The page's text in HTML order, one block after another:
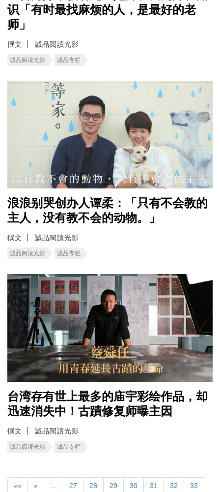
识「有时最找麻烦的人，是最好的老
师」
撰文 誠品閱讀光影
诚品阅读光影 诚品专栏
浪浪别哭创办人谭柔：「只有不会教的
主人，没有教不会的动物。」
撰文 誠品閱讀光影
诚品阅读光影 诚品专栏
台湾存有世上最多的庙宇彩绘作品，却
迅速消失中！古蹟修复师曝主因
撰文 誠品閱讀光影
诚品阅读光影 诚品专栏
«« « 27 28 29 30 31 32 33